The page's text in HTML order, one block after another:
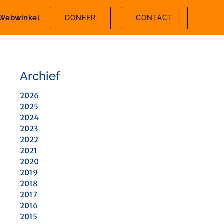
DONEER CONTACT
Archief
2026
2025
2024
2023
2022
2021
2020
2019
2018
2017
2016
2015